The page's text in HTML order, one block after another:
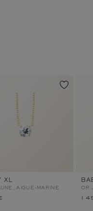
XL
AIGUE-MARINE OR
1